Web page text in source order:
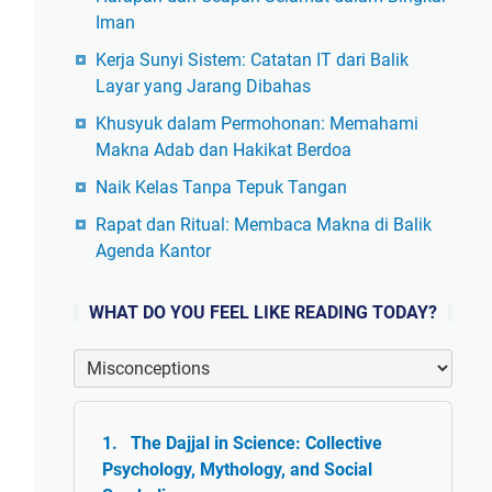
Iman
Kerja Sunyi Sistem: Catatan IT dari Balik
Layar yang Jarang Dibahas
Khusyuk dalam Permohonan: Memahami
Makna Adab dan Hakikat Berdoa
Naik Kelas Tanpa Tepuk Tangan
Rapat dan Ritual: Membaca Makna di Balik
Agenda Kantor
WHAT DO YOU FEEL LIKE READING TODAY?
The Dajjal in Science: Collective
Psychology, Mythology, and Social